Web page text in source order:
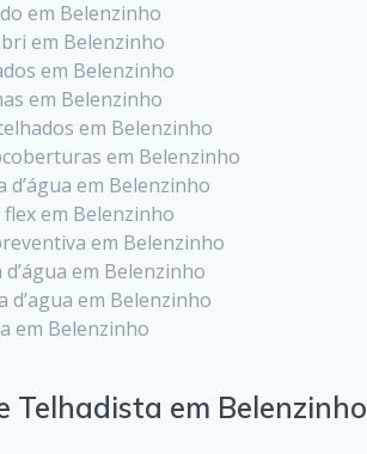
em Belenzinho
em Belenzinho
em Belenzinho
em Belenzinho
em Belenzinho
em Belenzinho
em Belenzinho
em Belenzinho
em Belenzinho
em Belenzinho
d’agua em Belenzinho
em Belenzinho
Telhadista em Belenzinho